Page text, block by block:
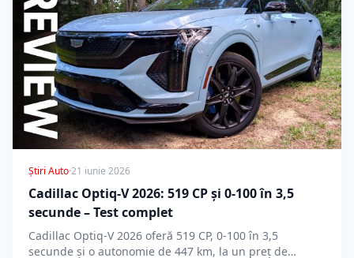
Știri Auto·21 iunie 2026
Cadillac Optiq-V 2026: 519 CP și 0-100 în 3,5
secunde – Test complet
Cadillac Optiq-V 2026 oferă 519 CP, 0-100 în 3,5
secunde și o autonomie de 447 km, la un preț de…